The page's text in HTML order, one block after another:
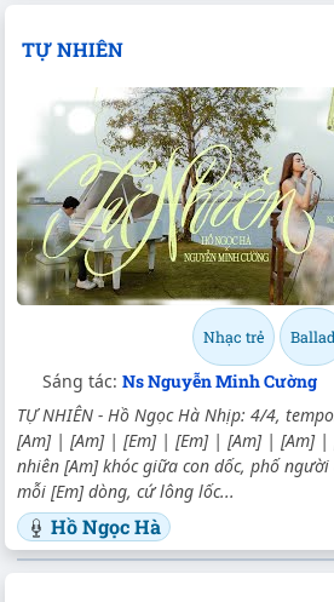
TỰ NHIÊN
Nhạc trẻ Ballad
Sáng tác: Ns Nguyễn Minh Cường
TỰ NHIÊN - Hồ Ngọc Hà Nhịp: 4/4,
[Am] | [Am] | [Em] | [Em] | [Am] | [Am] |
nhiên [Am] khóc giữa con dốc, phố
mỗi [Em] dòng, cứ lông lốc...
Hồ Ngọc Hà